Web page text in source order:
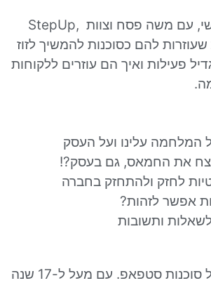
בוובינר מיוחד ואישי, עם משה פסח וצוות ,StepUp
כסוכנות להמשיך לזוז
ואיך הם עוזרים ללקוחות
ועל העסק
גם בעסק?!
ולהתחזק בחברה
, מנכ״ל סוכנות סטפאפ. עם מעל ל-17 שנה